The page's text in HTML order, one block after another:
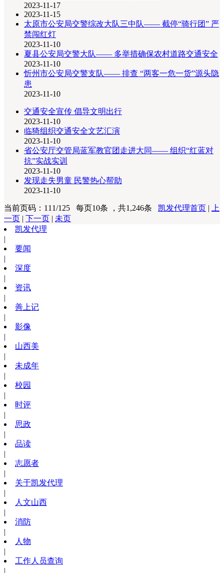
2023-11-17
2023-11-15
太原市公安局交警综改大队三中队—— 截停“骑行团” 严
禁闯红灯
2023-11-10
夏县公安局交警大队—— 多举措确保农村道路交通安全
2023-11-10
忻州市公安局交警支队—— 排查 “两客一危一货”源头隐
患
2023-11-10
交通安全宣传 倡导文明出行
2023-11-10
临猗组织交通安全文艺汇演
2023-11-10
省公安厅交管局蓝军教官团走进大同—— 组织“红蓝对
抗”实战实训
2023-11-10
发现走失男童 民警热心帮助
2023-11-10
当前页码：111/125 每页10条 ，共1,246条 凯发代理首页 |
上
一页 | 下一页 | 未页
凯发代理
|
要闻
|
深度
|
资讯
|
善上记
|
影像
|
山西美
|
未成年
|
校园
|
时评
|
思政
|
品读
|
志愿者
|
关于凯发代理
|
人文山西
|
消防
|
人物
|
工作人员查询
|